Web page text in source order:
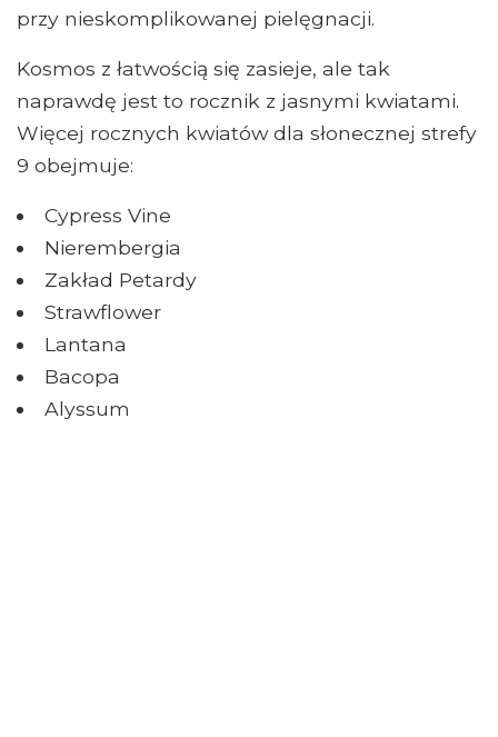
przy nieskomplikowanej pielęgnacji.
Kosmos z łatwością się zasieje, ale tak
naprawdę jest to rocznik z jasnymi kwiatami.
Więcej rocznych kwiatów dla słonecznej strefy
9 obejmuje:
Cypress Vine
Nierembergia
Zakład Petardy
Strawflower
Lantana
Bacopa
Alyssum